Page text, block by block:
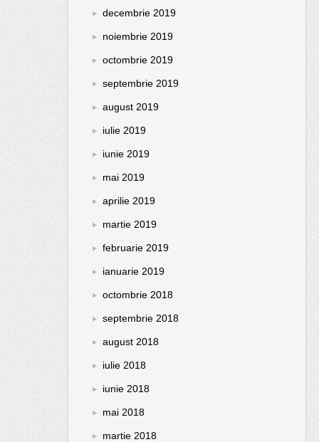
decembrie 2019
noiembrie 2019
octombrie 2019
septembrie 2019
august 2019
iulie 2019
iunie 2019
mai 2019
aprilie 2019
martie 2019
februarie 2019
ianuarie 2019
octombrie 2018
septembrie 2018
august 2018
iulie 2018
iunie 2018
mai 2018
martie 2018